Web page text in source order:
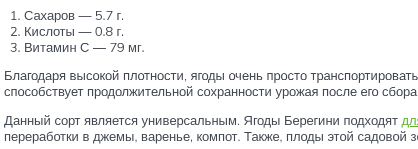
Сахаров — 5.7 г.
Кислоты — 0.8 г.
Витамин С — 79 мг.
Благодаря высокой плотности, ягоды очень просто
способствует продолжительной сохранности урожая после его
Данный сорт является универсальным. Ягоды Берегини подходят
переработки в джемы, варенье, компот. Также, плоды этой садовой